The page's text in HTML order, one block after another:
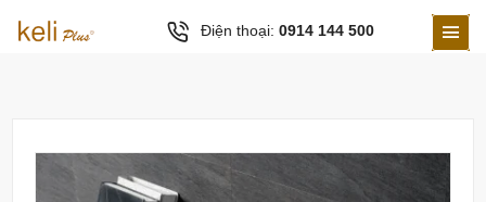
Điện thoại: 0914 144 500